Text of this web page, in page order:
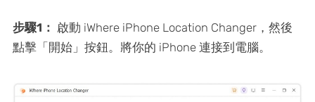
步驟1： 啟動 iWhere iPhone Location Changer，然後
點擊「開始」按鈕。將你的 iPhone 連接到電腦。